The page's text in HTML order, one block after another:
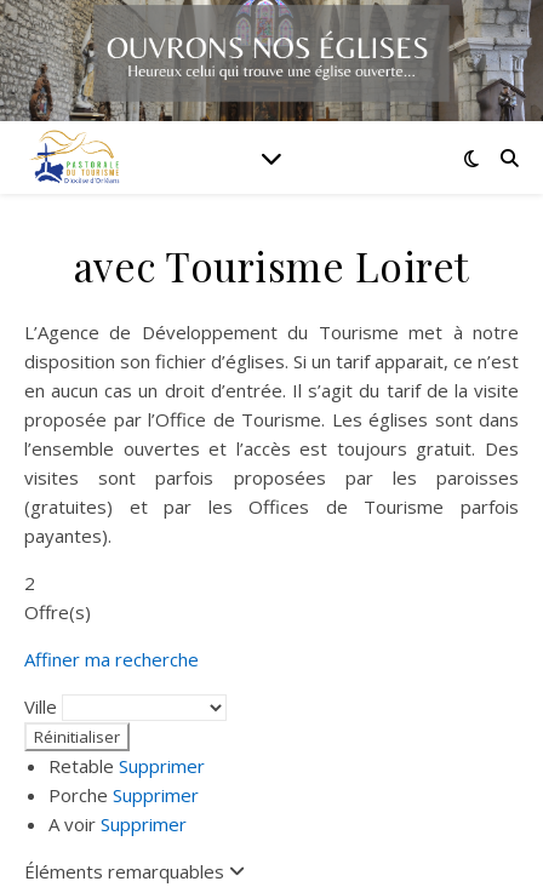
avec Tourisme Loiret
L’Agence de Développement du Tourisme met à notre
disposition son fichier d’églises. Si un tarif apparait, ce n’est
en aucun cas un droit d’entrée. Il s’agit du tarif de la visite
proposée par l’Office de Tourisme. Les églises sont dans
l’ensemble ouvertes et l’accès est toujours gratuit. Des
visites sont parfois proposées par les paroisses
(gratuites) et par les Offices de Tourisme parfois
payantes).
2
Offre(s)
Affiner ma recherche
Ville
Retable Supprimer
Porche Supprimer
A voir Supprimer
Éléments remarquables